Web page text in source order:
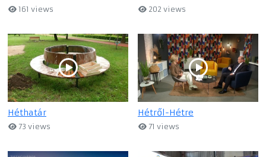
161 views 202 views
Héthatár
73 views
Hétről-Hétre
71 views